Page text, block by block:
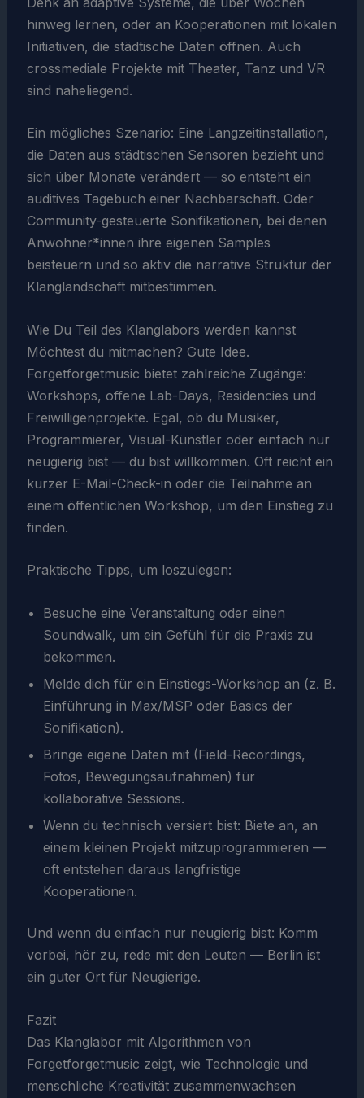
hinweg lernen, oder an Kooperationen mit lokalen
Initiativen, die städtische Daten öffnen. Auch
crossmediale Projekte mit Theater, Tanz und VR
sind naheliegend.
Ein mögliches Szenario: Eine Langzeitinstallation,
die Daten aus städtischen Sensoren bezieht und
sich über Monate verändert — so entsteht ein
auditives Tagebuch einer Nachbarschaft. Oder
Community-gesteuerte Sonifikationen, bei denen
Anwohner*innen ihre eigenen Samples
beisteuern und so aktiv die narrative Struktur der
Klanglandschaft mitbestimmen.
Wie Du Teil des Klanglabors werden kannst
Möchtest du mitmachen? Gute Idee.
Forgetforgetmusic bietet zahlreiche Zugänge:
Workshops, offene Lab-Days, Residencies und
Freiwilligenprojekte. Egal, ob du Musiker,
Programmierer, Visual-Künstler oder einfach nur
neugierig bist — du bist willkommen. Oft reicht ein
kurzer E-Mail-Check-in oder die Teilnahme an
einem öffentlichen Workshop, um den Einstieg zu
finden.
Praktische Tipps, um loszulegen:
Besuche eine Veranstaltung oder einen
Soundwalk, um ein Gefühl für die Praxis zu
bekommen.
Melde dich für ein Einstiegs-Workshop an (z. B.
Einführung in Max/MSP oder Basics der
Sonifikation).
Bringe eigene Daten mit (Field-Recordings,
Fotos, Bewegungsaufnahmen) für
kollaborative Sessions.
Wenn du technisch versiert bist: Biete an, an
einem kleinen Projekt mitzuprogrammieren —
oft entstehen daraus langfristige
Kooperationen.
Und wenn du einfach nur neugierig bist: Komm
vorbei, hör zu, rede mit den Leuten — Berlin ist
ein guter Ort für Neugierige.
Fazit
Das Klanglabor mit Algorithmen von
Forgetforgetmusic zeigt, wie Technologie und
menschliche Kreativität zusammenwachsen